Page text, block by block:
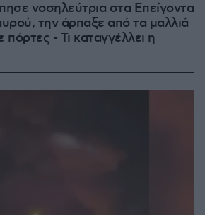
νοσηλεύτρια στα Επείγοντα
την άρπαξε από τα μαλλιά
πόρτες - Τι καταγγέλλει η